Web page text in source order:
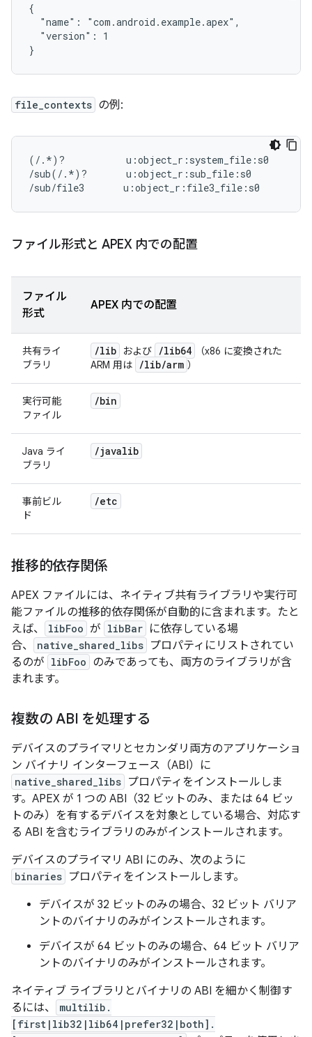
{
  "name": "com.android.example.apex",
  "version": 1
file_contexts の例:
(/.*)?           u:object_r:system_file:s0
/sub(/.*)?       u:object_r:sub_file:s0
ファイル形式と APEX 内での配置
ファイル
形式
APEX 内での配置
共有ライ
ブラリ
/lib および /lib64
（x86 に変換された
ARM 用は
/lib/arm ）
実行可能
ファイル
/bin
Java ライ
ブラリ
/javalib
事前ビル
ド
/etc
推移的依存関係
APEX ファイルには、ネイティブ共有ライブラリや実行可
能ファイルの推移的依存関係が自動的に含まれます。たと
えば、
libFoo が libBar に依存している場
合、
native_shared_libs プロパティにリストされてい
るのが libFoo のみであっても、両方のライブラリが含
まれます。
複数の ABI を処理する
デバイスのプライマリとセカンダリ両方のアプリケーショ
ン バイナリ インターフェース（ABI）に
native_shared_libs プロパティをインストールしま
す。APEX が 1 つの ABI（32 ビットのみ、または 64 ビッ
トのみ）を有するデバイスを対象としている場合、対応す
る ABI を含むライブラリのみがインストールされます。
デバイスのプライマリ ABI にのみ、次のように
binaries プロパティをインストールします。
デバイスが 32 ビットのみの場合、32 ビット バリア
ントのバイナリのみがインストールされます。
デバイスが 64 ビットのみの場合、64 ビット バリア
ントのバイナリのみがインストールされます。
ネイティブ ライブラリとバイナリの ABI を細かく制御す
るには、
multilib.
[first|lib32|lib64|prefer32|both].